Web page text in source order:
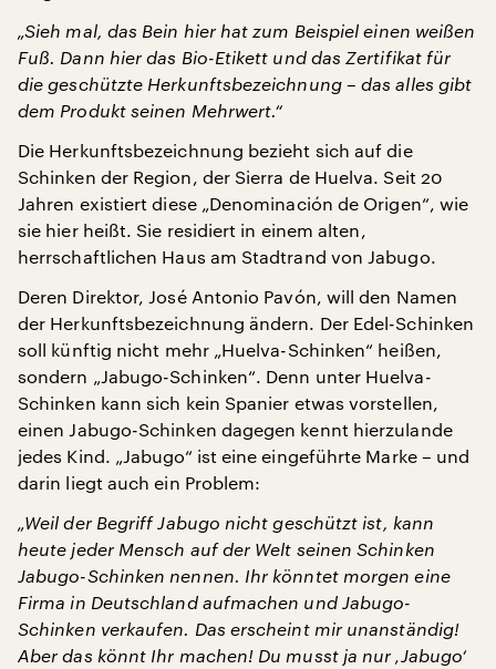
„Sieh mal, das Bein hier hat zum Beispiel einen weißen
Fuß. Dann hier das Bio-Etikett und das Zertifikat für
die geschützte Herkunftsbezeichnung – das alles gibt
dem Produkt seinen Mehrwert.“
Die Herkunftsbezeichnung bezieht sich auf die
Schinken der Region, der Sierra de Huelva. Seit 20
Jahren existiert diese „Denominación de Origen“, wie
sie hier heißt. Sie residiert in einem alten,
herrschaftlichen Haus am Stadtrand von Jabugo.
Deren Direktor, José Antonio Pavón, will den Namen
der Herkunftsbezeichnung ändern. Der Edel-Schinken
soll künftig nicht mehr „Huelva-Schinken“ heißen,
sondern „Jabugo-Schinken“. Denn unter Huelva-
Schinken kann sich kein Spanier etwas vorstellen,
einen Jabugo-Schinken dagegen kennt hierzulande
jedes Kind. „Jabugo“ ist eine eingeführte Marke – und
darin liegt auch ein Problem:
„Weil der Begriff Jabugo nicht geschützt ist, kann
heute jeder Mensch auf der Welt seinen Schinken
Jabugo-Schinken nennen. Ihr könntet morgen eine
Firma in Deutschland aufmachen und Jabugo-
Schinken verkaufen. Das erscheint mir unanständig!
Aber das könnt Ihr machen! Du musst ja nur ‚Jabugo‘